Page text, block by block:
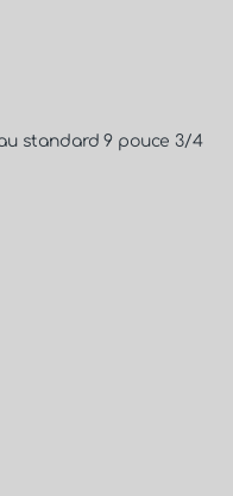
standard 9 pouce 3/4